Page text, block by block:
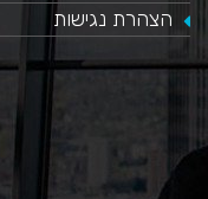
הצהרת נגישות